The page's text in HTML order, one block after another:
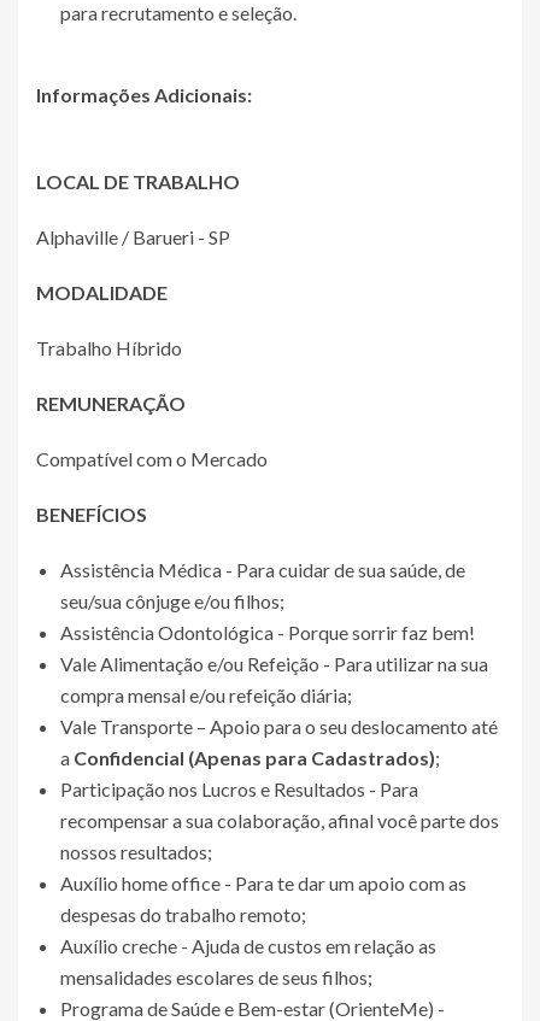
para recrutamento e seleção.
Informações Adicionais:
LOCAL DE TRABALHO
Alphaville / Barueri - SP
MODALIDADE
Trabalho Híbrido
REMUNERAÇÃO
Compatível com o Mercado
BENEFÍCIOS
Assistência Médica - Para cuidar de sua saúde, de
seu/sua cônjuge e/ou filhos;
Assistência Odontológica - Porque sorrir faz bem!
Vale Alimentação e/ou Refeição - Para utilizar na sua
compra mensal e/ou refeição diária;
Vale Transporte – Apoio para o seu deslocamento até
a Confidencial (Apenas para Cadastrados);
Participação nos Lucros e Resultados - Para
recompensar a sua colaboração, afinal você parte dos
nossos resultados;
Auxílio home office - Para te dar um apoio com as
despesas do trabalho remoto;
Auxílio creche - Ajuda de custos em relação as
mensalidades escolares de seus filhos;
Programa de Saúde e Bem-estar (OrienteMe) -